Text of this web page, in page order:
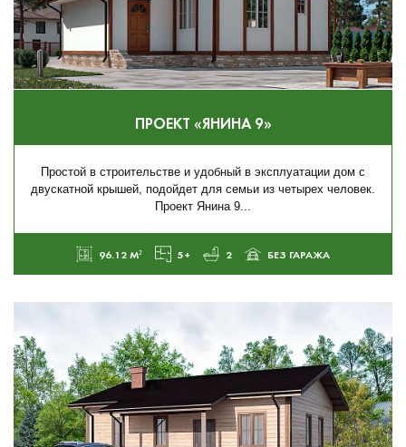
ПРОЕКТ «ЯНИНА 9»
Простой в строительстве и удобный в эксплуатации дом с
двускатной крышей, подойдет для семьи из четырех человек.
Проект Янина 9...
96.12 М² 5+ 2 БЕЗ ГАРАЖА